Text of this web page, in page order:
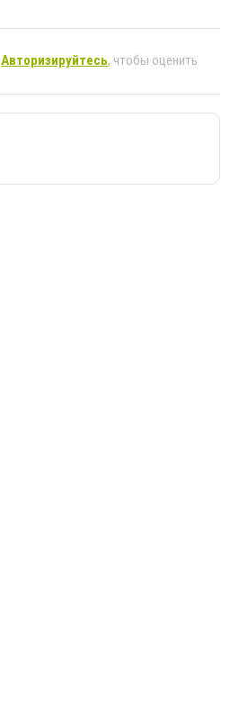
Авторизируйтесь, чтобы оценить